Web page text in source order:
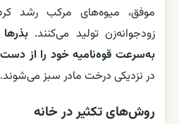
موفق، میوه‌های مرکب رشد
زودجوانه‌زن تولید می‌کنند.
به‌سرعت قوه‌نامیه خود را از
در نزدیکی درخت مادر سبز می‌شوند.
روش‌های تکثیر در خانه